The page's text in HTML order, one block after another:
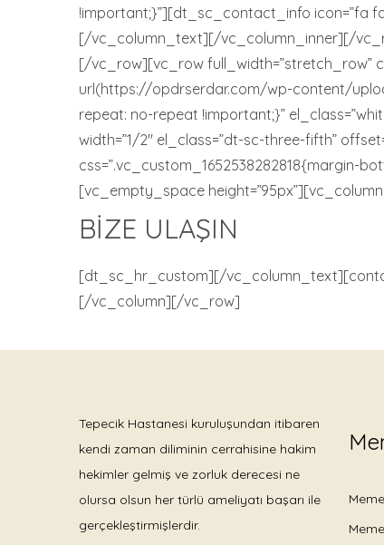
!important;}”][dt_sc_contact_info icon=”fa
[/vc_column_text][/vc_column_inner][/
[/vc_row][vc_row full_width=”stretch_row”
url(https://opdrserdar.com/wp-content/
repeat: no-repeat !important;}”
width=”1/2″ el_class=”dt-sc-three-fifth”
css=”.vc_custom_1652538282818{margin-
[vc_empty_space
BIZE ULAŞIN
[dt_sc_hr_custom][/
[/vc_column][/vc_row]
Tepecik Hastanesi kuruluşundan itibaren
kendi zaman diliminin cerrahisine hakim
hekimler gelmiş ve zorluk derecesi ne
olursa olsun her türlü ameliyatı başarı ile
gerçekleştirmişlerdir.